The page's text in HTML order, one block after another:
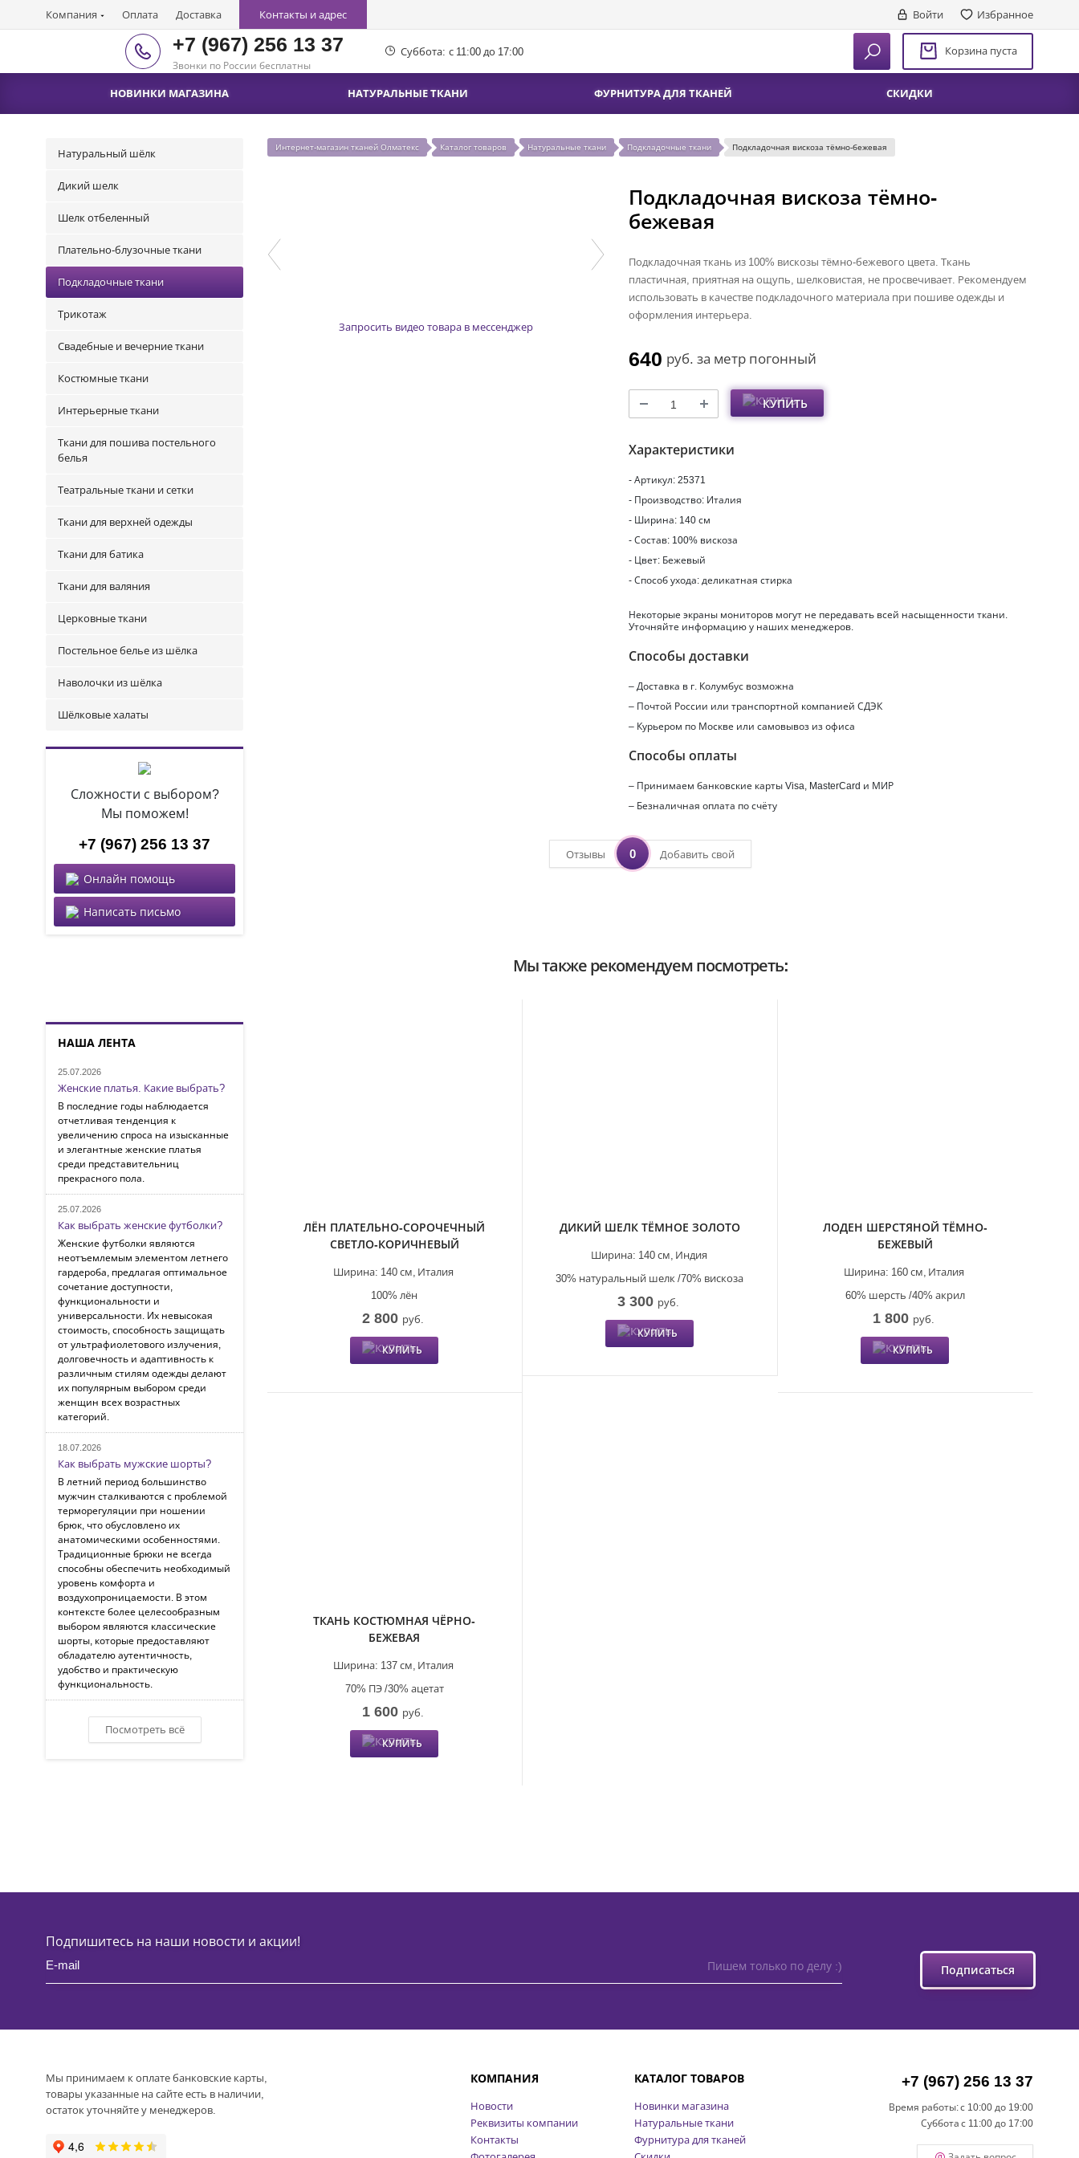
Компания Оплата Доставка Контакты и адрес Войти Избранное
+7 (967) 256 13 37
Звонки по России бесплатны
Суббота: с 11:00 до 17:00 Корзина пуста
НОВИНКИ МАГАЗИНА НАТУРАЛЬНЫЕ ТКАНИ ФУРНИТУРА ДЛЯ ТКАНЕЙ СКИДКИ
Натуральный шёлк
Дикий шелк
Шелк отбеленный
Плательно-блузочные ткани
Подкладочные ткани
Трикотаж
Свадебные и вечерние ткани
Костюмные ткани
Интерьерные ткани
Ткани для пошива постельного
белья
Театральные ткани и сетки
Ткани для верхней одежды
Ткани для батика
Ткани для валяния
Церковные ткани
Постельное белье из шёлка
Наволочки из шёлка
Шёлковые халаты
Сложности с выбором?
Мы поможем!
+7 (967) 256 13 37
Онлайн помощь
Написать письмо
НАША ЛЕНТА
25.07.2026
Женские платья. Какие выбрать?
В последние годы наблюдается
отчетливая тенденция к
увеличению спроса на изысканные
и элегантные женские платья
среди представительниц
прекрасного пола.
25.07.2026
Как выбрать женские футболки?
Женские футболки являются
неотъемлемым элементом летнего
гардероба, предлагая оптимальное
сочетание доступности,
функциональности и
универсальности. Их невысокая
стоимость, способность защищать
от ультрафиолетового излучения,
долговечность и адаптивность к
различным стилям одежды делают
их популярным выбором среди
женщин всех возрастных
категорий.
18.07.2026
Как выбрать мужские шорты?
В летний период большинство
мужчин сталкиваются с проблемой
терморегуляции при ношении
брюк, что обусловлено их
анатомическими особенностями.
Традиционные брюки не всегда
способны обеспечить необходимый
уровень комфорта и
воздухопроницаемости. В этом
контексте более целесообразным
выбором являются классические
шорты, которые предоставляют
обладателю аутентичность,
удобство и практическую
функциональность.
Посмотреть всё
Интернет-магазин тканей Олматекс Каталог товаров Натуральные ткани Подкладочные ткани Подкладочная вискоза тёмно-бежевая
Запросить видео товара в мессенджер
Подкладочная вискоза тёмно-
бежевая
Подкладочная ткань из 100% вискозы тёмно-бежевого цвета. Ткань
пластичная, приятная на ощупь, шелковистая, не просвечивает. Рекомендуем
использовать в качестве подкладочного материала при пошиве одежды и
оформления интерьера.
640 руб. за метр погонный
КУПИТЬ
Характеристики
- Артикул: 25371
- Производство: Италия
- Ширина: 140 см
- Состав: 100% вискоза
- Цвет: Бежевый
- Способ ухода: деликатная стирка
Некоторые экраны мониторов могут не передавать всей насыщенности ткани.
Уточняйте информацию у наших менеджеров.
Способы доставки
– Доставка в г. Колумбус возможна
– Почтой России или транспортной компанией СДЭК
– Курьером по Москве или самовывоз из офиса
Способы оплаты
– Принимаем банковские карты Visa, MasterCard и МИР
– Безналичная оплата по счёту
Отзывы 0 Добавить свой
Мы также рекомендуем посмотреть:
ЛЁН ПЛАТЕЛЬНО-СОРОЧЕЧНЫЙ
СВЕТЛО-КОРИЧНЕВЫЙ
Италия
Ширина: 140 см,
100% лён
2 800 руб.
КУПИТЬ
ДИКИЙ ШЕЛК ТЁМНОЕ ЗОЛОТО
Индия
Ширина: 140 см,
30% натуральный шелк /70% вискоза
3 300 руб.
КУПИТЬ
ЛОДЕН ШЕРСТЯНОЙ ТЁМНО-
БЕЖЕВЫЙ
Италия
Ширина: 160 см,
60% шерсть /40% акрил
1 800 руб.
КУПИТЬ
ТКАНЬ КОСТЮМНАЯ ЧЁРНО-
БЕЖЕВАЯ
Италия
Ширина: 137 см,
70% ПЭ /30% ацетат
1 600 руб.
КУПИТЬ
Подпишитесь на наши новости и акции!
Пишем только по делу :) Подписаться
Мы принимаем к оплате банковские карты,
товары указанные на сайте есть в наличии,
остаток уточняйте у менеджеров.
КОМПАНИЯ
Новости
Реквизиты компании
Контакты
КАТАЛОГ ТОВАРОВ
Новинки магазина
Натуральные ткани
Фурнитура для тканей
+7 (967) 256 13 37
Время работы:с 10:00 до 19:00
Субботас 11:00 до 17:00